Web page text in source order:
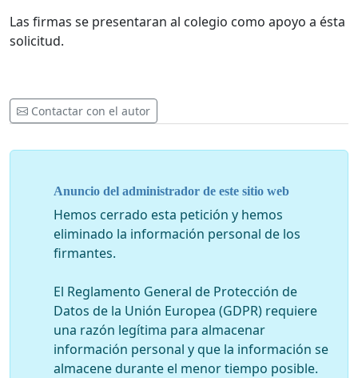
Las firmas se presentaran al colegio como apoyo a ésta
solicitud.
Contactar con el autor
Anuncio del administrador de este sitio web
Hemos cerrado esta petición y hemos
eliminado la información personal de los
firmantes.
El Reglamento General de Protección de
Datos de la Unión Europea (GDPR) requiere
una razón legítima para almacenar
información personal y que la información se
almacene durante el menor tiempo posible.